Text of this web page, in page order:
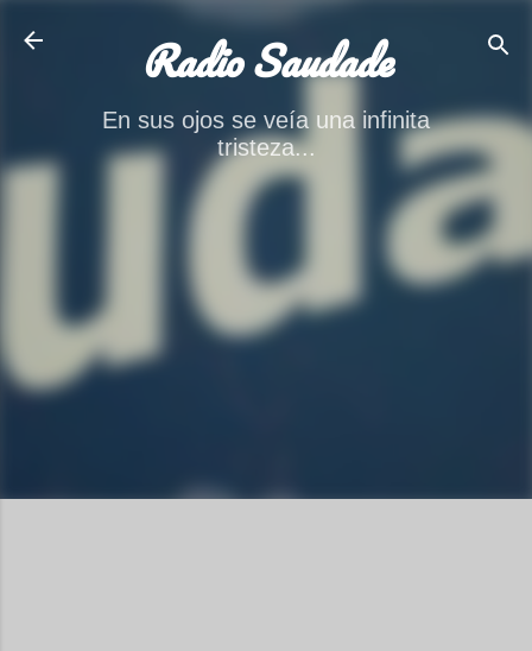
Radio Saudade
En sus ojos se veía una infinita
tristeza...